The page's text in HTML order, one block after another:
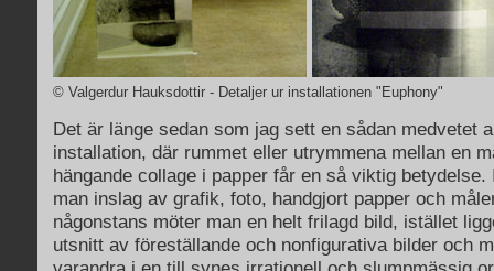
© Valgerdur Hauksdottir - Detaljer ur installationen "Euphony"
Det är länge sedan som jag sett en sådan medvetet
installation, där rummet eller utrymmena mellan en
hängande collage i papper får en så viktig betydelse.
man inslag av grafik, foto, handgjort papper och
någonstans möter man en helt frilagd bild, istället
utsnitt av föreställande och nonfigurativa bilder och